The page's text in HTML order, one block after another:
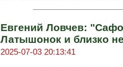
Евгений Ловчев:
Латышонок и близко
2025-07-03 20:13:41